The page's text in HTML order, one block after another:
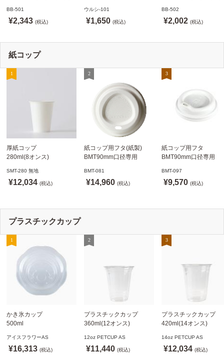
発送可】
BB-501
¥2,343 (税込)
ウルシ-101 シンビ
(SHIMBI)【当日発送可】
ウルシ-101
¥1,650 (税込)
BB-502
¥2,002 (税込)
紙コップ
厚紙コップ
280ml(8オンス)
SMT-280 無地
※沖縄・離島 送料別途
SMT-280 無地
¥12,034 (税込)
紙コップ用フタ(紙製)
BMT90mm口径専用
※適合品番あり ※沖縄・
BMT-081
¥14,960 (税込)
紙コップ用フタ
BMT90mm口径専用
※適合品番あり ※沖縄
BMT-097
¥9,570 (税込)
プラスチックカップ
かき氷カップ
500ml
※北海道・沖縄・離島 送
料別途
アイスフラワーAS
¥16,313 (税込)
プラスチックカップ
360ml(12オンス)
※沖縄・離島 配送料別途
12oz PETCUP AS
¥11,440 (税込)
プラスチックカップ
420ml(14オンス)
※沖縄・離島 配送料
14oz PETCUP AS
¥12,034 (税込)